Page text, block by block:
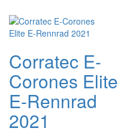
Corratec E-
Corones Elite
E-Rennrad
2021